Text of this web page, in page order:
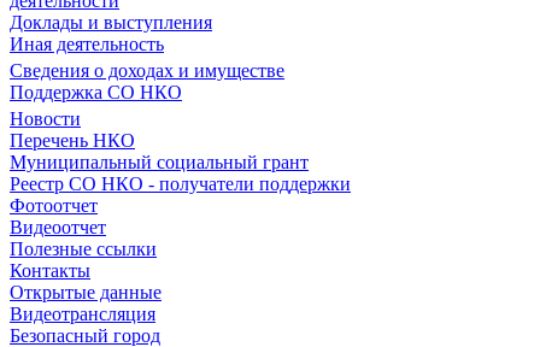
Доклады и выступления
Иная деятельность
Сведения о доходах и имуществе
Поддержка СО НКО
Новости
Перечень НКО
Муниципальный социальный грант
Реестр СО НКО - получатели поддержки
Фотоотчет
Видеоотчет
Полезные ссылки
Контакты
Открытые данные
Видеотрансляция
Безопасный город